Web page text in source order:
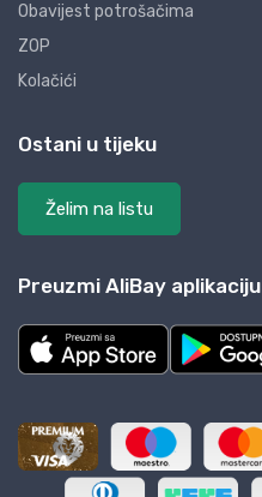
Obavijest potrošačima
ZOP
Kolačići
Ostani u tijeku
Želim na listu
Preuzmi AliBay aplikaciju